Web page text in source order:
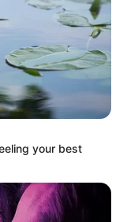
your best